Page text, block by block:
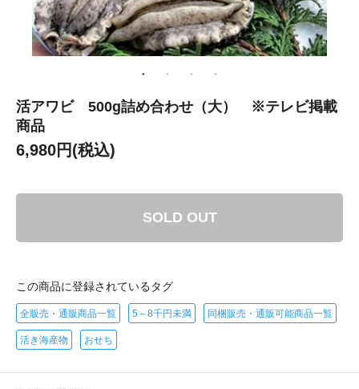
活アワビ 500g詰め合わせ（大） ※テレビ掲載
商品
6,980円(税込)
SOLD OUT
この商品に登録されているタグ
全販売・通販商品一覧 5～8千円未満 同梱販売・通販可能商品一覧
活き海産物 おせち